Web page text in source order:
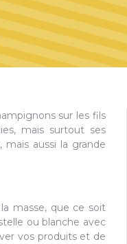
sur les fils
mais surtout ses
mais aussi la grande
masse, que ce soit
ou blanche avec
vos produits et de